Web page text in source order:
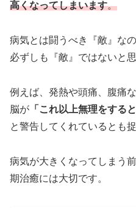
高くなってしまいます。
病気とは闘うべき『敵』な
必ずしも『敵』ではないと思
例えば、発熱や頭痛、腹痛
脳が 「これ以上無理をする
と警告してくれているとも
病気が大きくなってしまう
期治癒には大切です。